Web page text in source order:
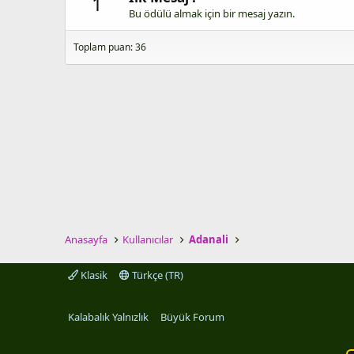
Bu ödülü almak için bir mesaj yazın.
Toplam puan: 36
Anasayfa Kullanıcılar Adanali
Klasik Türkçe (TR)
Kalabalık Yalnızlık Büyük Forum